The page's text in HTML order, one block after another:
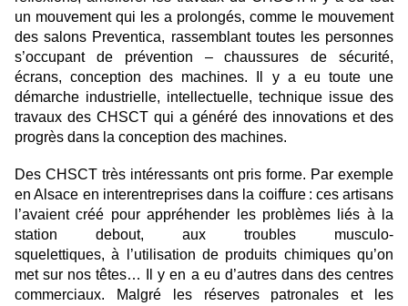
un mouvement qui les a prolongés, comme le mouvement
des salons Preventica, rassemblant toutes les personnes
s’occupant de prévention – chaussures de sécurité,
écrans, conception des machines. Il y a eu toute une
démarche industrielle, intellectuelle, technique issue des
travaux des CHSCT qui a généré des innovations et des
progrès dans la conception des machines.
Des CHSCT très intéressants ont pris forme. Par exemple
en Alsace en interentreprises dans la coiffure : ces artisans
l’avaient créé pour appréhender les problèmes liés à la
station debout, aux troubles musculo-
squelettiques, à l’utilisation de produits chimiques qu’on
met sur nos têtes… Il y en a eu d’autres dans des centres
commerciaux. Malgré les réserves patronales et les